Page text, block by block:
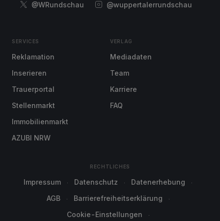
@WRundschau
@wuppertalerrundschau
SERVICES
Reklamation
Inserieren
Trauerportal
Stellenmarkt
Immobilienmarkt
AZUBI NRW
VERLAG
Mediadaten
Team
Karriere
FAQ
RECHTLICHES
Impressum Datenschutz
Datenerhebung
AGB
Barrierefreiheitserklärung
Cookie-Einstellungen